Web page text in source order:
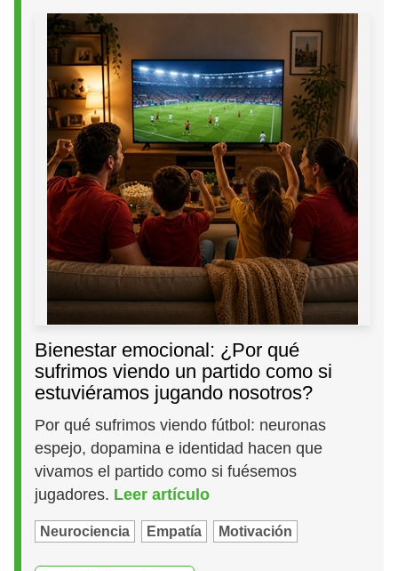
Bienestar emocional: ¿Por qué
sufrimos viendo un partido como si
estuviéramos jugando nosotros?
Por qué sufrimos viendo fútbol: neuronas
espejo, dopamina e identidad hacen que
vivamos el partido como si fuésemos
jugadores. Leer artículo
Neurociencia Empatía Motivación